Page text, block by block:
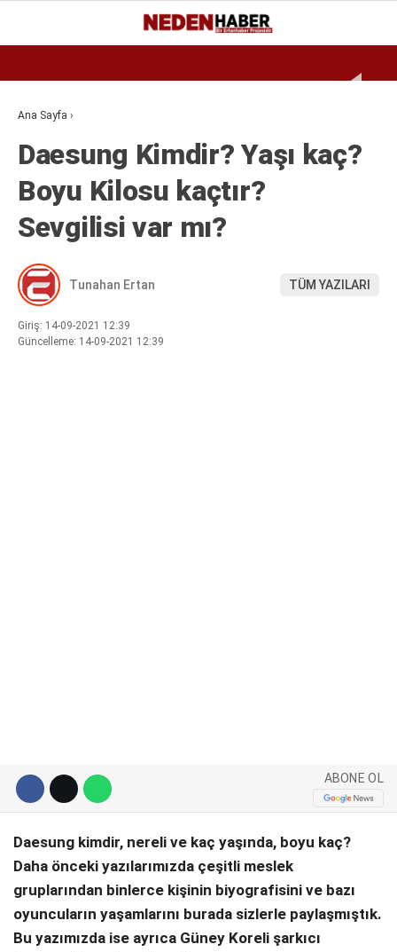
31°
BURSA
EKONOMI
BIYOGRAFI
DÜNYA
MAGAZIN
SIYASET
Ana Sayfa ›
Daesung Kimdir? Yaşı kaç?
Boyu Kilosu kaçtır?
Sevgilisi var mı?
Tunahan Ertan TÜM YAZILARI
Giriş: 14-09-2021 12:39
Güncelleme: 14-09-2021 12:39
ABONE OL
Daesung kimdir, nereli ve kaç yaşında, boyu kaç?
Daha önceki yazılarımızda çeşitli meslek
gruplarından binlerce kişinin biyografisini ve bazı
oyuncuların yaşamlarını burada sizlerle paylaşmıştık.
Bu yazımızda ise ayrıca Güney Koreli şarkıcı